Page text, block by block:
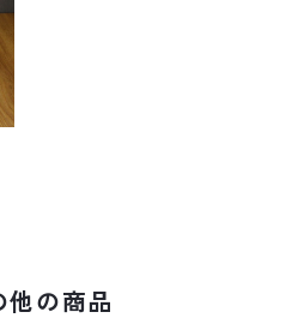
他の商品